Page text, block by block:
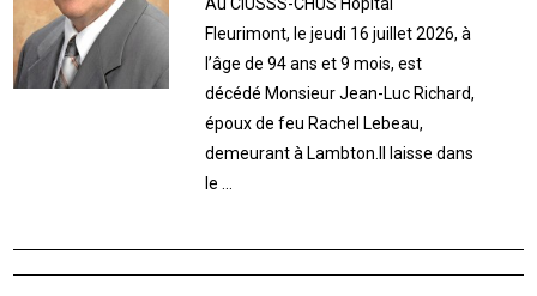
Fleurimont, le jeudi 16 juillet 2026, à
l’âge de 94 ans et 9 mois, est
décédé Monsieur Jean-Luc Richard,
époux de feu Rachel Lebeau,
demeurant à Lambton.Il laisse dans
le ...